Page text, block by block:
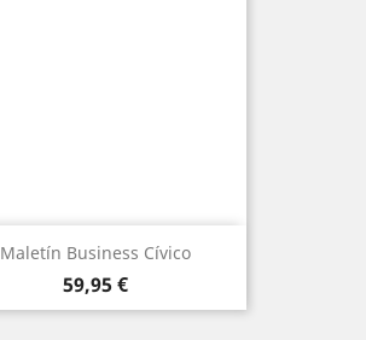
Maletín Business Cívico
Precio
59,95 €